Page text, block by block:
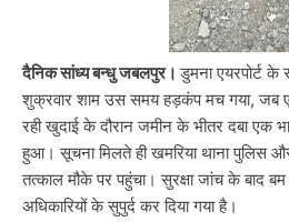
दैनिक सांध्य बन्धु जबलपुर।डुमना एयरपोर्ट के
शुक्रवार शाम उस समय हड़कंप मच गया, जब
रही खुदाई के दौरान जमीन के भीतर दबा एक
हुआ। सूचना मिलते ही खमरिया थाना पुलिस
तत्काल मौके पर पहुंचा। सुरक्षा जांच के बाद
अधिकारियों के सुपुर्द कर दिया गया है।